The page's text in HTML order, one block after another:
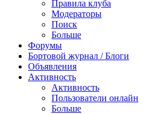
Правила клуба
Модераторы
Поиск
Больше
Форумы
Бортовой журнал / Блоги
Объявления
Активность
Активность
Пользователи онлайн
Больше